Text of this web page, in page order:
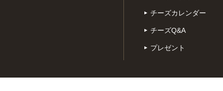
チーズカレンダー
チーズQ&A
プレゼント